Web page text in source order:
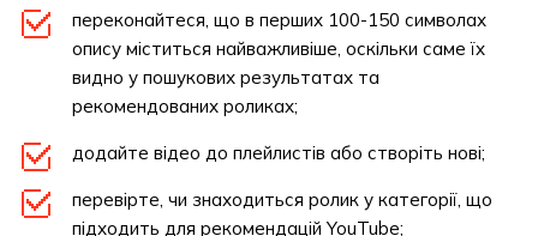
переконайтеся, що в перших 100-150 символах
опису міститься найважливіше, оскільки саме їх
видно у пошукових результатах та
рекомендованих роликах;
додайте відео до плейлистів або створіть нові;
перевірте, чи знаходиться ролик у категорії, що
підходить для рекомендацій YouTube;